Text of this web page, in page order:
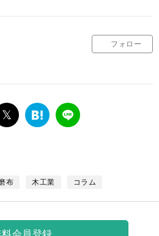
フォロー
twitterは
ク
ー
ク
LINE
布 木工業 コラム
料会員登録